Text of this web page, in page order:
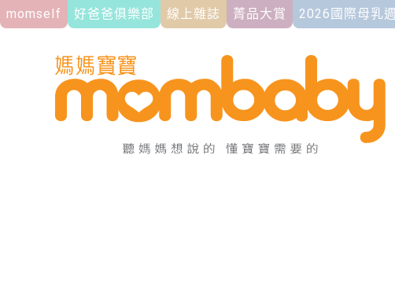
momself 好爸爸俱樂部 線上雜誌 菁品大賞 2026國際母乳週